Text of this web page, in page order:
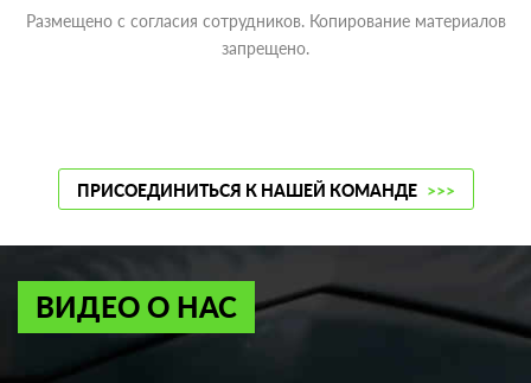
Размещено с согласия сотрудников. Копирование материалов
запрещено.
ПРИСОЕДИНИТЬСЯ К НАШЕЙ КОМАНДЕ >>>
ВИДЕО О НАС